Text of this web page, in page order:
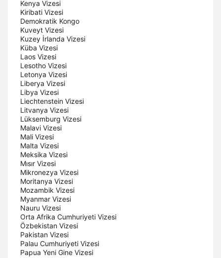
Kenya Vizesi
Kiribati Vizesi
Demokratik Kongo
Kuveyt Vizesi
Kuzey İrlanda Vizesi
Küba Vizesi
Laos Vizesi
Lesotho Vizesi
Letonya Vizesi
Liberya Vizesi
Libya Vizesi
Liechtenstein Vizesi
Litvanya Vizesi
Lüksemburg Vizesi
Malavi Vizesi
Mali Vizesi
Malta Vizesi
Meksika Vizesi
Mısır Vizesi
Mikronezya Vizesi
Moritanya Vizesi
Mozambik Vizesi
Myanmar Vizesi
Nauru Vizesi
Orta Afrika Cumhuriyeti Vizesi
Özbekistan Vizesi
Pakistan Vizesi
Palau Cumhuriyeti Vizesi
Papua Yeni Gine Vizesi